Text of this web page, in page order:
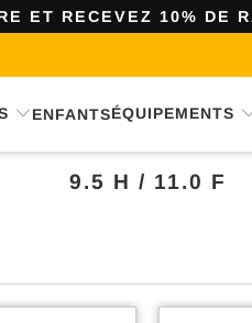
ET RECEVEZ 10% DE
ENFANTSÉQUIPEMENTS
9.5 H / 11.0 F